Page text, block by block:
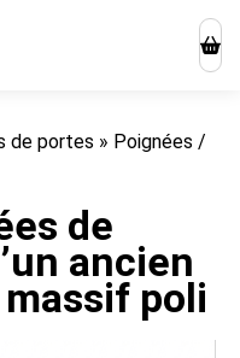
de portes » Poignées /
de
ancien
poli